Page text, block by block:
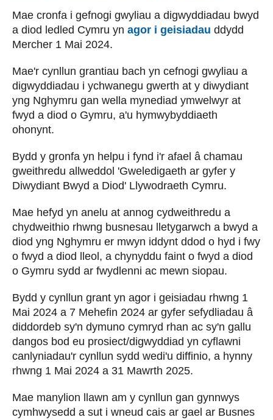
Mae cronfa i gefnogi gwyliau a digwyddiadau bwyd
a diod ledled Cymru yn agor i geisiadau ddydd
Mercher 1 Mai 2024.
Mae'r cynllun grantiau bach yn cefnogi gwyliau a
digwyddiadau i ychwanegu gwerth at y diwydiant
yng Nghymru gan wella mynediad ymwelwyr at
fwyd a diod o Gymru, a'u hymwybyddiaeth
ohonynt.
Bydd y gronfa yn helpu i fynd i'r afael â chamau
gweithredu allweddol 'Gweledigaeth ar gyfer y
Diwydiant Bwyd a Diod' Llywodraeth Cymru.
Mae hefyd yn anelu at annog cydweithredu a
chydweithio rhwng busnesau lletygarwch a bwyd a
diod yng Nghymru er mwyn iddynt ddod o hyd i fwy
o fwyd a diod lleol, a chynyddu faint o fwyd a diod
o Gymru sydd ar fwydlenni ac mewn siopau.
Bydd y cynllun grant yn agor i geisiadau rhwng 1
Mai 2024 a 7 Mehefin 2024 ar gyfer sefydliadau â
diddordeb sy'n dymuno cymryd rhan ac sy'n gallu
dangos bod eu prosiect/digwyddiad yn cyflawni
canlyniadau'r cynllun sydd wedi'u diffinio, a hynny
rhwng 1 Mai 2024 a 31 Mawrth 2025.
Mae manylion llawn am y cynllun gan gynnwys
cymhwysedd a sut i wneud cais ar gael ar Busnes